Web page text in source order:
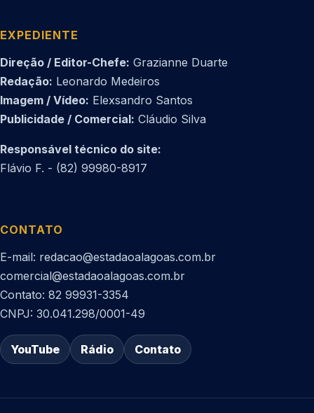
EXPEDIENTE
Direção / Editor-Chefe: Grazianne Duarte
Redação: Leonardo Medeiros
Imagem / Vídeo: Elexsandro Santos
Publicidade / Comercial: Cláudio Silva
Responsável técnico do site:
Flávio F. - (82) 99980-8917
CONTATO
E-mail: redacao@estadaoalagoas.com.br
comercial@estadaoalagoas.com.br
Contato: 82 99931-3354
CNPJ: 30.041.298/0001-49
YouTube Rádio Contato